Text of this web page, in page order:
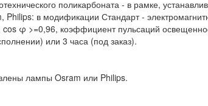
поликарбоната - в рамке,
в модификации Стандарт -
φ >=0,96, коэффициент пульсаций
или 3 часа (под заказ).
лампы Osram или Philips.